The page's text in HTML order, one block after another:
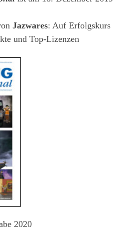
Jazwares: Auf Erfolgskurs
und Top-Lizenzen
2020